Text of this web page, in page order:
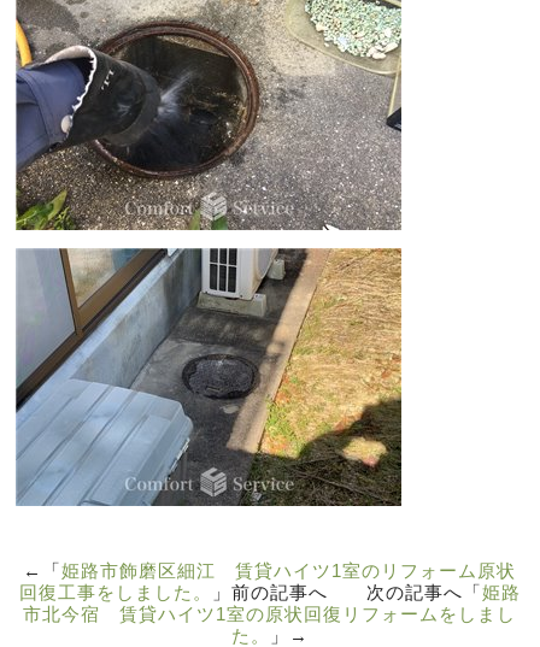
←「姫路市飾磨区細江 賃貸ハイツ1室のリフォーム原状
回復工事をしました。
」前の記事へ 次の記事へ「姫路
市北今宿 賃貸ハイツ1室の原状回復リフォームをしまし
た。
」→